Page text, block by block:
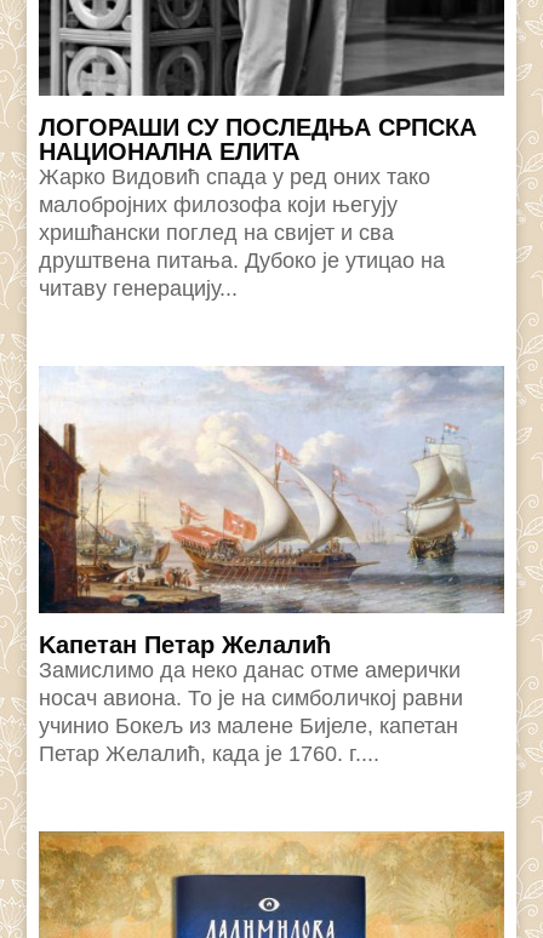
ЛОГОРАШИ СУ ПОСЛЕДЊА СРПСКА
НАЦИОНАЛНА ЕЛИТА
Жарко Видовић спада у ред оних тако
малобројних филозофа који његују
хришћански поглед на свијет и сва
друштвена питања. Дубоко је утицао на
читаву генерацију...
Kапетан Петар Желалић
Замислимо да неко данас отме амерички
носач авиона. То је на симболичкој равни
учинио Бокељ из малене Бијеле, капетан
Петар Желалић, када је 1760. г....